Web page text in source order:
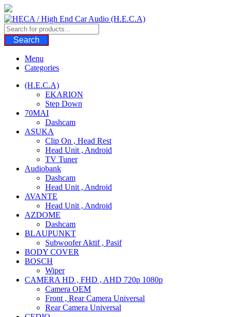
Skip
to
content
Search
Menu
Categories
(H.E.C.A)
EKARION
Step Down
70MAI
Dashcam
ASUKA
Clip On , Head Rest
Head Unit , Android
TV Tuner
Audiobank
Dashcam
Head Unit , Android
AVANTE
Head Unit , Android
AZDOME
Dashcam
BLAUPUNKT
Subwoofer Aktif , Pasif
BODY COVER
BOSCH
Wiper
CAMERA HD , FHD , AHD 720p 1080p
Camera OEM
Front , Rear Camera Universal
Rear Camera Universal